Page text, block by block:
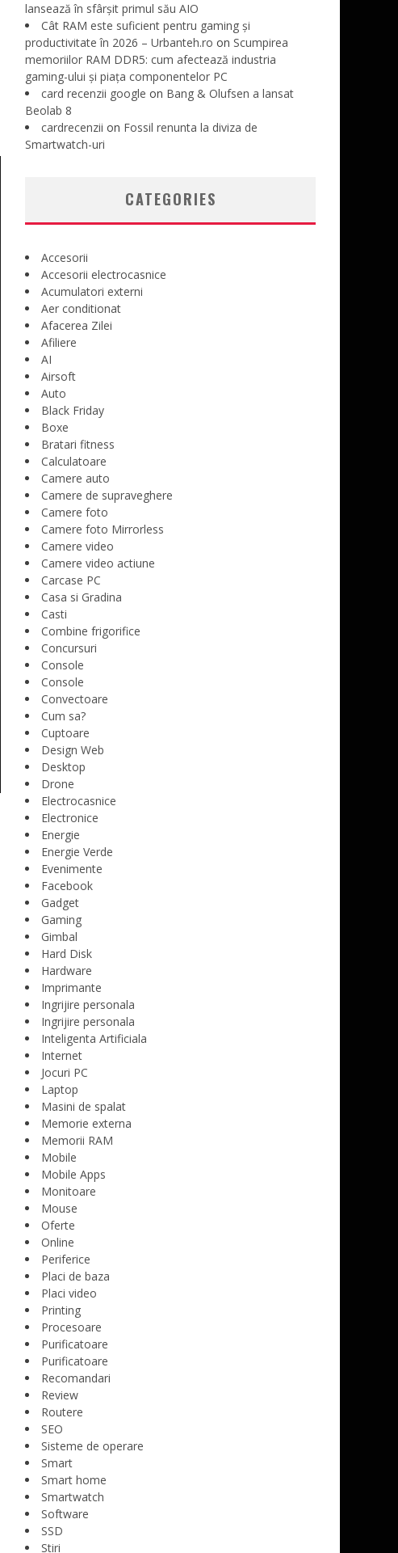
lansează în sfârșit primul său AIO
Cât RAM este suficient pentru gaming și
productivitate în 2026 – Urbanteh.ro on Scumpirea
memoriilor RAM DDR5: cum afectează industria
gaming-ului și piața componentelor PC
card recenzii google on Bang & Olufsen a lansat
Beolab 8
cardrecenzii on Fossil renunta la diviza de
Smartwatch-uri
CATEGORIES
Accesorii
Accesorii electrocasnice
Acumulatori externi
Aer conditionat
Afacerea Zilei
Afiliere
AI
Airsoft
Auto
Black Friday
Boxe
Bratari fitness
Calculatoare
Camere auto
Camere de supraveghere
Camere foto
Camere foto Mirrorless
Camere video
Camere video actiune
Carcase PC
Casa si Gradina
Casti
Combine frigorifice
Concursuri
Console
Console
Convectoare
Cum sa?
Cuptoare
Design Web
Desktop
Drone
Electrocasnice
Electronice
Energie
Energie Verde
Evenimente
Facebook
Gadget
Gaming
Gimbal
Hard Disk
Hardware
Imprimante
Ingrijire personala
Ingrijire personala
Inteligenta Artificiala
Internet
Jocuri PC
Laptop
Masini de spalat
Memorie externa
Memorii RAM
Mobile
Mobile Apps
Monitoare
Mouse
Oferte
Online
Periferice
Placi de baza
Placi video
Printing
Procesoare
Purificatoare
Purificatoare
Recomandari
Review
Routere
SEO
Sisteme de operare
Smart
Smart home
Smartwatch
Software
SSD
Stiri